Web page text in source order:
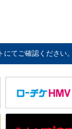
てご確認ください。